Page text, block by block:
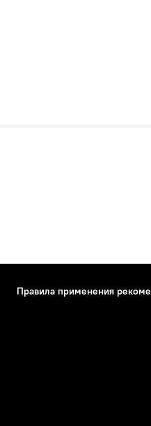
Правила применения